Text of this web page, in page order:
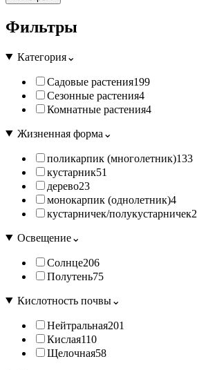
Фильтры
Категория⌄
Садовые растения199
Сезонные растения4
Комнатные растения4
Жизненная форма ⌄
поликарпик (многолетник)133
кустарник51
дерево23
монокарпик (однолетник)4
кустарничек/полукустарничек2
Освещение⌄
Солнце206
Полутень75
Кислотность почвы⌄
Нейтральная201
Кислая110
Щелочная58